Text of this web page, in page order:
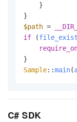
    }
$path =
if (
Sample::main(
C# SDK